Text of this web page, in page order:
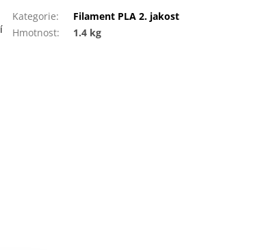
Kategorie:
Filament PLA 2. jakost
Hmotnost: 1.4 kg